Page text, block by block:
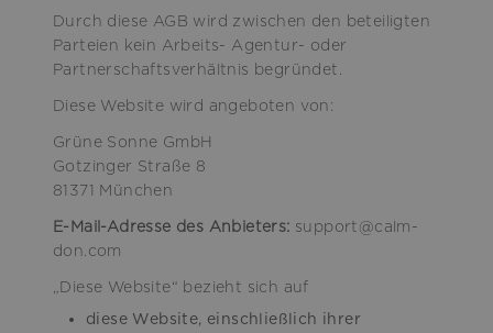
Durch diese AGB wird zwischen den beteiligten
Parteien kein Arbeits- Agentur- oder
Partnerschaftsverhältnis begründet.
Diese Website wird angeboten von:
Grüne Sonne GmbH
Gotzinger Straße 8
81371 München
E-Mail-Adresse des Anbieters: support@calm-
don.com
„Diese Website“ bezieht sich auf
diese Website, einschließlich ihrer